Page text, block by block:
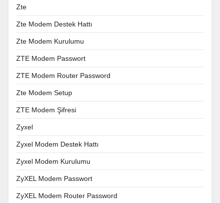
Zte
Zte Modem Destek Hattı
Zte Modem Kurulumu
ZTE Modem Passwort
ZTE Modem Router Password
Zte Modem Setup
ZTE Modem Şifresi
Zyxel
Zyxel Modem Destek Hattı
Zyxel Modem Kurulumu
ZyXEL Modem Passwort
ZyXEL Modem Router Password